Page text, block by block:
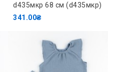
d435мкр 68 см (d435мкр)
341.00₴